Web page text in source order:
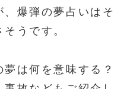
爆弾の夢占いはそ
うです。
は何を意味する？